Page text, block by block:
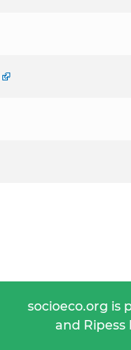
socioeco.org is
and